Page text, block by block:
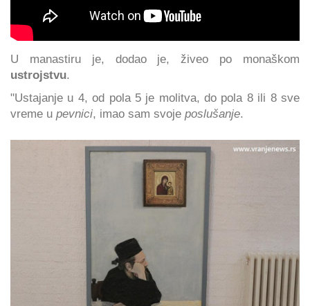
U manastiru je, dodao je, živeo po monaškom
ustrojstvu.
"Ustajanje u 4, od pola 5 je molitva, do pola 8 ili 8 sve
vreme u pevnici, imao sam svoje poslušanje.